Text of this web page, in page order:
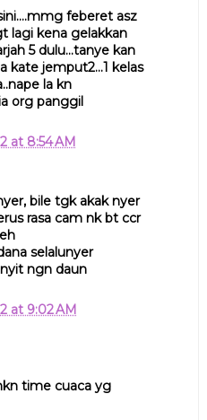
feberet asz
lagi kena gelakkan
5 dulu...tanye kan
kate jemput2...1 kelas
la kn
org panggil
at 8:54 AM
bile tgk akak nyer
rasa cam nk bt ccr
selalunyer
ngn daun
at 9:02 AM
time cuaca yg